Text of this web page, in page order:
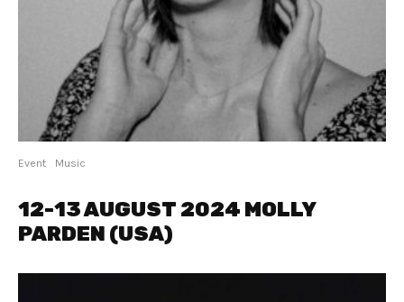
Event Music
12-13 AUGUST 2024 MOLLY
PARDEN (USA)